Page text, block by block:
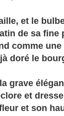
et le
de sa fine
comme
doré le
grave
et
et son